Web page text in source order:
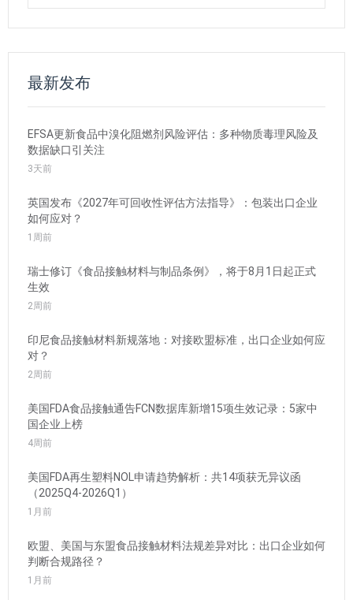
最新发布
EFSA更新食品中溴化阻燃剂风险评估：多种物质毒理风险及
数据缺口引关注
3天前
英国发布《2027年可回收性评估方法指导》：包装出口企业
如何应对？
1周前
瑞士修订《食品接触材料与制品条例》，将于8月1日起正式
生效
2周前
印尼食品接触材料新规落地：对接欧盟标准，出口企业如何应
对？
2周前
美国FDA食品接触通告FCN数据库新增15项生效记录：5家中
国企业上榜
4周前
美国FDA再生塑料NOL申请趋势解析：共14项获无异议函
（2025Q4-2026Q1）
1月前
欧盟、美国与东盟食品接触材料法规差异对比：出口企业如何
判断合规路径？
1月前